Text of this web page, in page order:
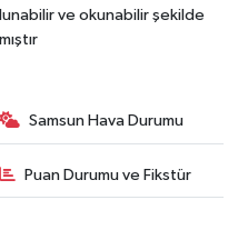
ve okunabilir şekilde
Samsun Hava Durumu
Puan Durumu ve Fikstür